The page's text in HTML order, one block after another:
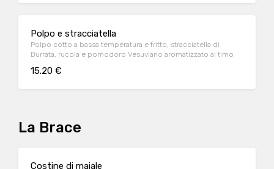
Polpo e stracciatella
Polpo cotto a bassa temperatura e fritto, stracciatella di
Burrata, rucola e pomodoro Vesuviano aromatizzato al timo
15.20 €
La Brace
Costine di maiale